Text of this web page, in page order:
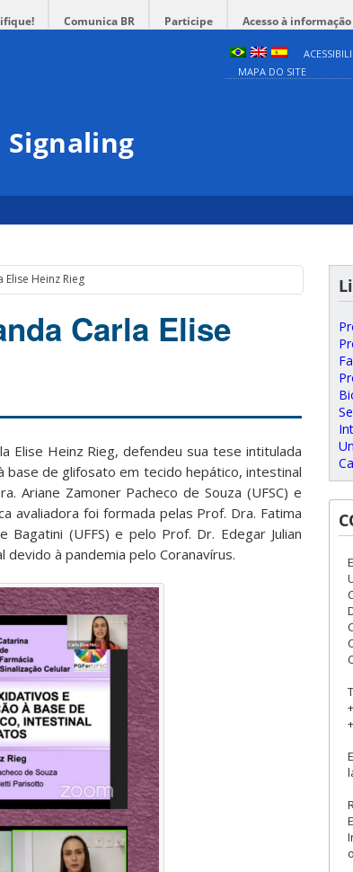
Comunica BR Participe Acesso à informação
MAPA DO SITE
Signaling
Heinz Rieg
Carla Elise
Elise Heinz Rieg, defendeu sua tese intitulada
de glifosato em tecido hepático, intestinal
Ariane Zamoner Pacheco de Souza (UFSC) e
avaliadora foi formada pelas Prof. Dra. Fatima
Bagatini (UFFS) e pelo Prof. Dr. Edegar Julian
à pandemia pelo Coranavírus.